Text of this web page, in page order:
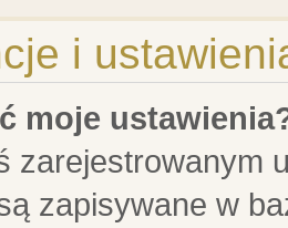
i
moje
zarejestrowanym
zapisywane w